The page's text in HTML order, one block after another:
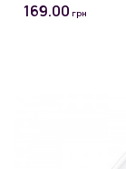
169.00 грн